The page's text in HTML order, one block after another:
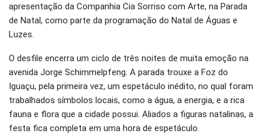
apresentação da Companhia Cia Sorriso com Arte, na Parada
de Natal, como parte da programação do Natal de Águas e
Luzes.
O desfile encerra um ciclo de três noites de muita emoção na
avenida Jorge Schimmelpfeng. A parada trouxe a Foz do
Iguaçu, pela primeira vez, um espetáculo inédito, no qual foram
trabalhados símbolos locais, como a água, a energia, e a rica
fauna e flora que a cidade possui. Aliados a figuras natalinas, a
festa fica completa em uma hora de espetáculo.